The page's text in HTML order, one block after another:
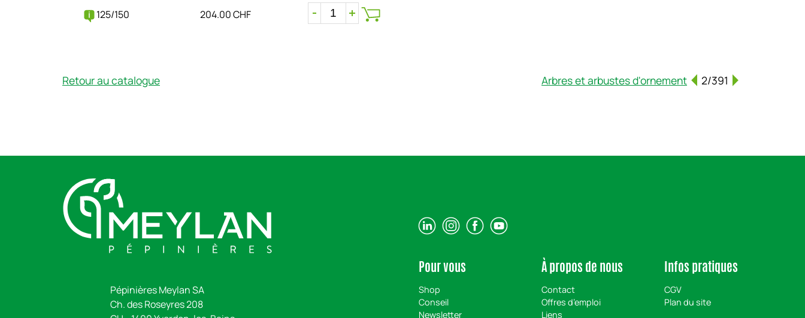
125/150 204.00 CHF
Retour au catalogue Arbres et arbustes d'ornement 2/391
Pépinières Meylan SA
Ch. des Roseyres 208
Pour vous
Shop
Conseil
Newsletter
À propos de nous
Contact
Offres d’emploi
Liens
Infos pratiques
CGV
Plan du site